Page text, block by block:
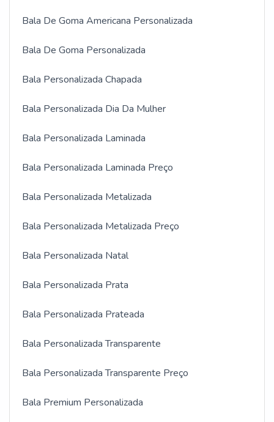
Bala De Goma Americana Personalizada
Bala De Goma Personalizada
Bala Personalizada Chapada
Bala Personalizada Dia Da Mulher
Bala Personalizada Laminada
Bala Personalizada Laminada Preço
Bala Personalizada Metalizada
Bala Personalizada Metalizada Preço
Bala Personalizada Natal
Bala Personalizada Prata
Bala Personalizada Prateada
Bala Personalizada Transparente
Bala Personalizada Transparente Preço
Bala Premium Personalizada